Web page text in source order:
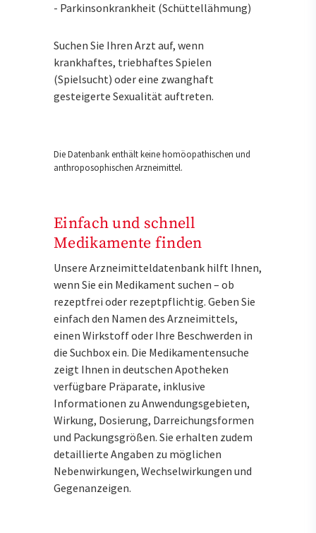
- Parkinsonkrankheit (Schüttellähmung)
Suchen Sie Ihren Arzt auf, wenn
krankhaftes, triebhaftes Spielen
(Spielsucht) oder eine zwanghaft
gesteigerte Sexualität auftreten.
Die Datenbank enthält keine homöopathischen und
anthroposophischen Arzneimittel.
Einfach und schnell
Medikamente finden
Unsere Arzneimitteldatenbank hilft Ihnen,
wenn Sie ein Medikament suchen – ob
rezeptfrei oder rezeptpflichtig. Geben Sie
einfach den Namen des Arzneimittels,
einen Wirkstoff oder Ihre Beschwerden in
die Suchbox ein. Die Medikamentensuche
zeigt Ihnen in deutschen Apotheken
verfügbare Präparate, inklusive
Informationen zu Anwendungsgebieten,
Wirkung, Dosierung, Darreichungsformen
und Packungsgrößen. Sie erhalten zudem
detaillierte Angaben zu möglichen
Nebenwirkungen, Wechselwirkungen und
Gegenanzeigen.